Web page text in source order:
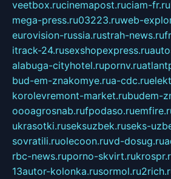
veetbox.rucinemapost.ruciam-fr.ru
mega-press.ru03223.ruweb-
eurovision-russia.rustrah-news.ru
itrack-24.rusexshopexpress.ru
alabuga-cityhotel.rupornv.ru
bud-em-znakomye.rua-cdc.ru
korolevremont-market.rubudem-
oooagrosnab.rufpodaso.ru
ukrasotki.ruseksuzbek.ruseks-
sovratili.ruolecoon.ruvd-dosug.ru
rbc-news.ruporno-skvirt.ru
13autor-kolonka.rusormol.ru